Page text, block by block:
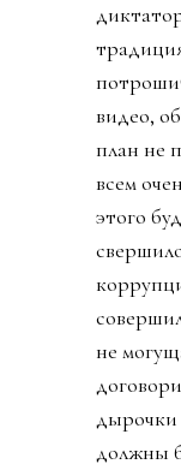
видео,
план не
всем
этого
не
дырочки
должны